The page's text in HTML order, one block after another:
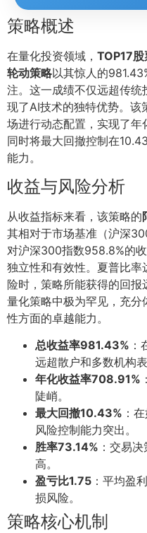
策略概述
在量化投资领域， TOP17
轮动策略以其惊人的
注。这一成绩不仅远超传
现了AI技术的独特优势。该
场进行动态配置，实现了年
同时将最大回撤控制在
能力。
收益与风险分析
从收益指标来看，该策略的
其相对于市场基准（沪深
对沪深300指数958.8%的
独立性和有效性。夏普比
险时，策略所能获得的回
量化策略中极为罕见，充
性方面的卓越能力。
总收益率981.43%
远超散户和多数机构表
年化收益率708.91%
陡峭。
最大回撤10.43% ：
风险控制能力突出。
胜率73.14% ：交易
高。
盈亏比1.75 ：平均盈
损风险。
策略核心机制